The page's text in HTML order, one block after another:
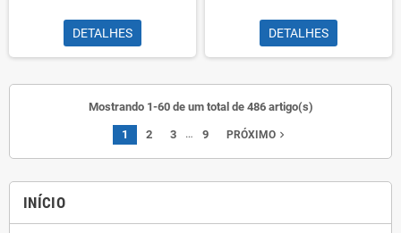
INÍCIO
DETALHES DETALHES
Mostrando 1-60 de um total de 486 artigo(s)
1 2 3 … 9 PRÓXIMO navigate_next